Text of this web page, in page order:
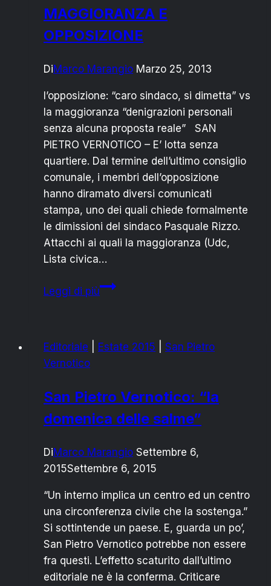
MAGGIORANZA E
OPPOSIZIONE
DiMarco Marangio Marzo 25, 2013
l’opposizione: “caro sindaco, si dimetta” vs
la maggioranza “denigrazioni personali
senza alcuna proposta reale” SAN
PIETRO VERNOTICO – E’ lotta senza
quartiere. Dal termine dell’ultimo consiglio
comunale, i membri dell’opposizione
hanno diramato diversi comunicati
stampa, uno dei quali chiede formalmente
le dimissioni del sindaco Pasquale Rizzo.
Attacchi ai quali la maggioranza (Udc,
Lista civica…
Leggi di piùCOMUNE
ANCORA
TRA
MAGGIORANZA
OPPOSIZIONE
Editoriale Estate 2015
San Pietro
Vernotico
San Pietro Vernotico: “la
domenica delle salme”
DiMarco Marangio Settembre 6,
2015Settembre 6, 2015
“Un interno implica un centro ed un centro
una circonferenza civile che la sostenga.”
Si sottintende un paese. E, guarda un po’,
San Pietro Vernotico potrebbe non essere
fra questi. L’effetto scaturito dall’ultimo
editoriale ne è la conferma. Criticare